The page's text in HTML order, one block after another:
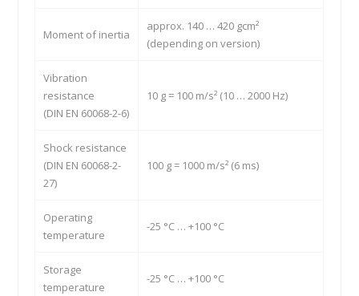
Moment of inertia
approx. 140 … 420 gcm²
(depending on version)
Vibration
resistance
(DIN EN 60068-2-6)
10 g = 100 m/s² (10 … 2000 Hz)
Shock resistance
(DIN EN 60068-2-
27)
100 g = 1000 m/s² (6 ms)
Operating
temperature
-25 °C … +100 °C
Storage
temperature
-25 °C … +100 °C